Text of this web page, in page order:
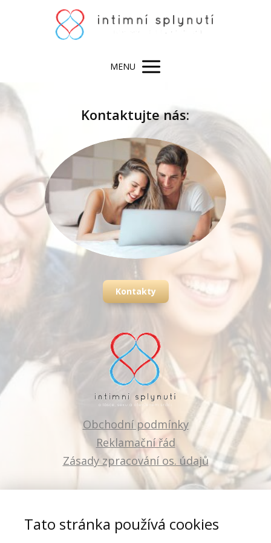
MENU
Kontaktujte nás:
Kontakty
Obchodní podmínky
Reklamační řád
Zásady zpracování os. údajů
Love and Live s.r.o.
Tato stránka používá cookies